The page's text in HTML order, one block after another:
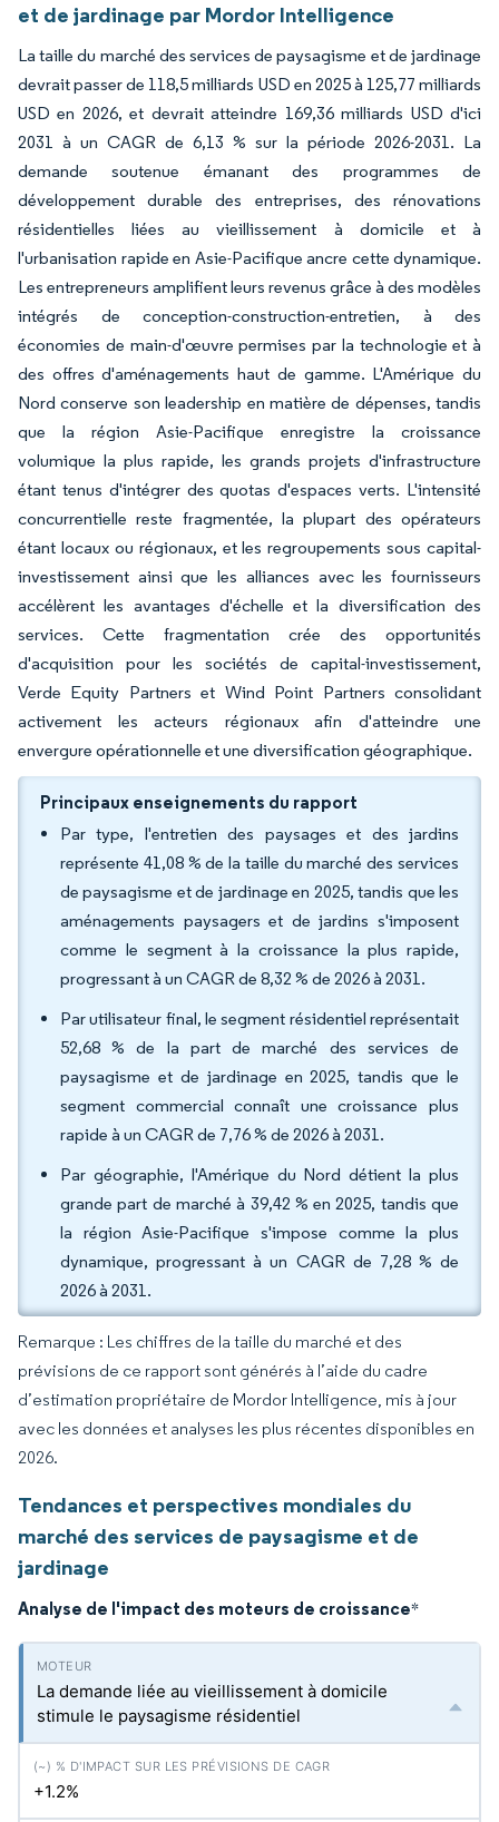
et de jardinage par Mordor Intelligence
La taille du marché des services de paysagisme et de jardinage
devrait passer de 118,5 milliards USD en 2025 à 125,77 milliards
USD en 2026, et devrait atteindre 169,36 milliards USD d'ici
2031 à un CAGR de 6,13 % sur la période 2026-2031. La
demande soutenue émanant des programmes de
développement durable des entreprises, des rénovations
résidentielles liées au vieillissement à domicile et à
l'urbanisation rapide en Asie-Pacifique ancre cette dynamique.
Les entrepreneurs amplifient leurs revenus grâce à des modèles
intégrés de conception-construction-entretien, à des
économies de main-d'œuvre permises par la technologie et à
des offres d'aménagements haut de gamme. L'Amérique du
Nord conserve son leadership en matière de dépenses, tandis
que la région Asie-Pacifique enregistre la croissance
volumique la plus rapide, les grands projets d'infrastructure
étant tenus d'intégrer des quotas d'espaces verts. L'intensité
concurrentielle reste fragmentée, la plupart des opérateurs
étant locaux ou régionaux, et les regroupements sous capital-
investissement ainsi que les alliances avec les fournisseurs
accélèrent les avantages d'échelle et la diversification des
services. Cette fragmentation crée des opportunités
d'acquisition pour les sociétés de capital-investissement,
Verde Equity Partners et Wind Point Partners consolidant
activement les acteurs régionaux afin d'atteindre une
envergure opérationnelle et une diversification géographique.
Principaux enseignements du rapport
Par type, l'entretien des paysages et des jardins
représente 41,08 % de la taille du marché des services
de paysagisme et de jardinage en 2025, tandis que les
aménagements paysagers et de jardins s'imposent
comme le segment à la croissance la plus rapide,
progressant à un CAGR de 8,32 % de 2026 à 2031.
Par utilisateur final, le segment résidentiel représentait
52,68 % de la part de marché des services de
paysagisme et de jardinage en 2025, tandis que le
segment commercial connaît une croissance plus
rapide à un CAGR de 7,76 % de 2026 à 2031.
Par géographie, l'Amérique du Nord détient la plus
grande part de marché à 39,42 % en 2025, tandis que
la région Asie-Pacifique s'impose comme la plus
dynamique, progressant à un CAGR de 7,28 % de
2026 à 2031.
Remarque : Les chiffres de la taille du marché et des
prévisions de ce rapport sont générés à l’aide du cadre
d’estimation propriétaire de Mordor Intelligence, mis à jour
avec les données et analyses les plus récentes disponibles en
2026.
Tendances et perspectives mondiales du
marché des services de paysagisme et de
jardinage
Analyse de l'impact des moteurs de croissance*
La demande liée au vieillissement à domicile
stimule le paysagisme résidentiel
+1.2%